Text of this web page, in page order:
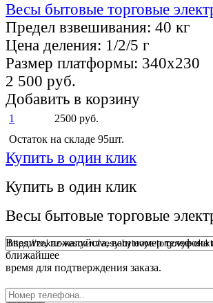
Весы бытовые торговые
Предел взвешивания: 40 кг
Цена деления: 1/2/5 г
Размер платформы: 340х230
2 500 руб.
Добавить в корзину
1
2500 руб.
Остаток на складе 95шт.
Купить в один клик
Купить в один клик
Весы бытовые торговые
Введите, пожалуйста, ваш номер телефона
ближайшее
время для подтверждения заказа.